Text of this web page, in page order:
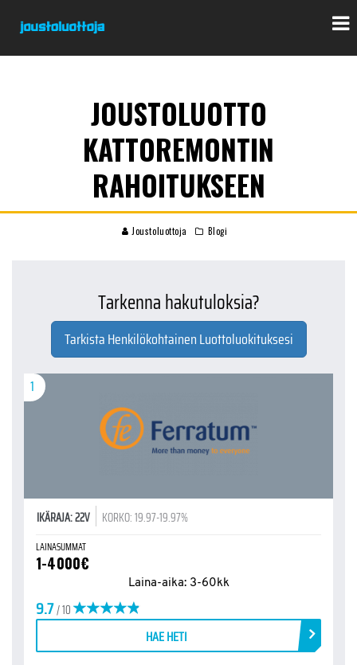
JOUSTOLUOTTO
KATTOREMONTIN
RAHOITUKSEEN
Joustoluottoja Blogi
Tarkenna hakutuloksia?
Tarkista Henkilökohtainen Luottoluokituksesi
1
IKÄRAJA: 22V KORKO: 19.97-19.97%
LAINASUMMAT
1-4000€
Laina-aika: 3-60kk
9.7/ 10
HAE HETI